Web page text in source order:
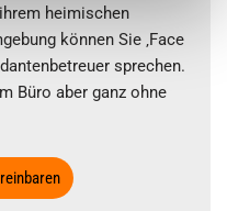
heimischen
können Sie ‚Face
sprechen.
Büro aber ganz ohne